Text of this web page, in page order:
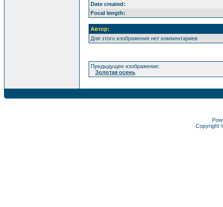
Date created:
Focal length:
Автор:
Для этого изображения нет комментариев
Предыдущее изображение:
Золотая осень
Copyright